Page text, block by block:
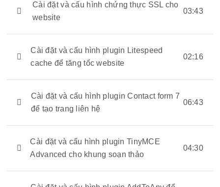
Cài đặt và cấu hình chứng thực SSL cho
website
03:43
Cài đặt và cấu hình plugin Litespeed
cache để tăng tốc website
02:16
Cài đặt và cấu hình plugin Contact form 7
để tạo trang liên hệ
06:43
Cài đặt và cấu hình plugin TinyMCE
Advanced cho khung soạn thảo
04:30